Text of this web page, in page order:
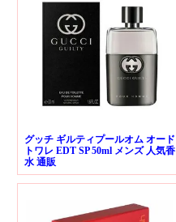
グッチ ギルティプールオム オード
トワレ EDT SP 50ml メンズ 人気香
水 通販